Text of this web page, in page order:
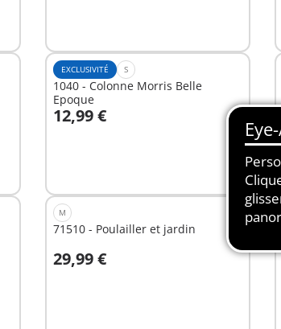
EXCLUSIVITÉ S
1040 - Colonne Morris Belle
Epoque
12,99 €
Au panier
M
71510 - Poulailler et jardin
29,99 €
Au panier